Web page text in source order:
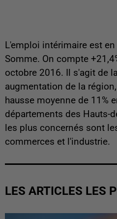
L'emploi intérimaire est
Somme. On compte
octobre 2016. Il s'agit de
augmentation de la
hausse moyenne de 11%
départements des Hauts-
les plus concernés sont
commerces et l'industrie.
LES ARTICLES LES